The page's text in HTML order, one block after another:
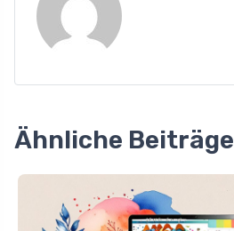
Ähnliche Beiträge